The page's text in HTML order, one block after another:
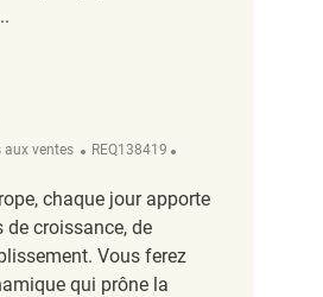
aux ventes ReqId
REQ138419
chaque jour apporte
croissance, de
Vous ferez
qui prône la